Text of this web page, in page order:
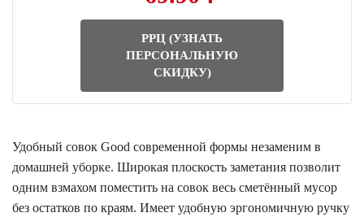
РРЦ (УЗНАТЬ
ПЕРСОНАЛЬНУЮ
СКИДКУ)
Удобный совок Good современной формы незаменим в
домашней уборке. Широкая плоскость заметания позволит
одним взмахом поместить на совок весь сметённый мусор
без остатков по краям. Имеет удобную эргономичную ручку